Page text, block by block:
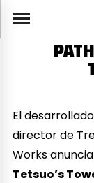
El
director de
Works
Tetsuo’s